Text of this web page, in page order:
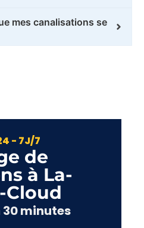
mes canalisations se
- 7J/7
de
à La-
Cloud
minutes